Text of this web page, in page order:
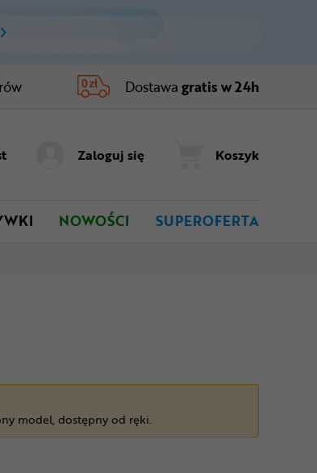
Dostawa gratis w 24h
Zaloguj się Koszyk
NOWOŚCI SUPEROFERTA
model, dostępny od ręki.